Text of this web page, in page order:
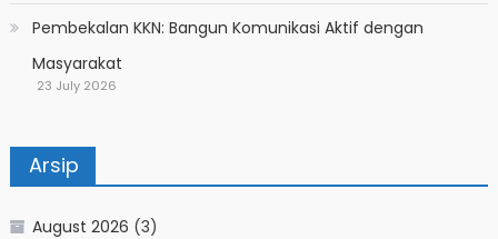
Pembekalan KKN: Bangun Komunikasi Aktif dengan
Masyarakat
23 July 2026
Arsip
August 2026 (3)